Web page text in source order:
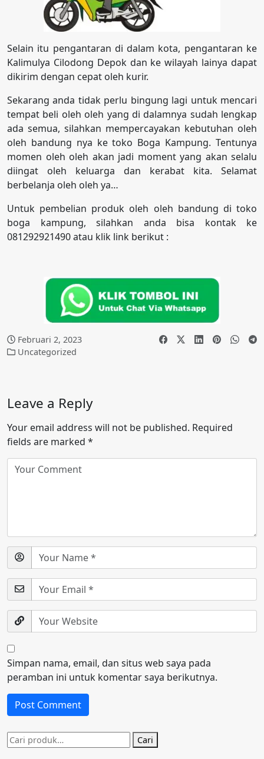
Selain itu pengantaran di dalam kota, pengantaran ke
Kalimulya Cilodong Depok dan ke wilayah lainya dapat
dikirim dengan cepat oleh kurir.
Sekarang anda tidak perlu bingung lagi untuk mencari
tempat beli oleh oleh yang di dalamnya sudah lengkap
ada semua, silahkan mempercayakan kebutuhan oleh
oleh bandung nya ke toko Boga Kampung. Tentunya
momen oleh oleh akan jadi moment yang akan selalu
diingat oleh keluarga dan kerabat kita. Selamat
berbelanja oleh oleh ya…
Untuk pembelian produk oleh oleh bandung di toko
boga kampung, silahkan anda bisa kontak ke
081292921490 atau klik link berikut :
Februari 2, 2023
Uncategorized
Leave a Reply
Your email address will not be published. Required
fields are marked *
Simpan nama, email, dan situs web saya pada
peramban ini untuk komentar saya berikutnya.
Pencarian
untuk:
Cari